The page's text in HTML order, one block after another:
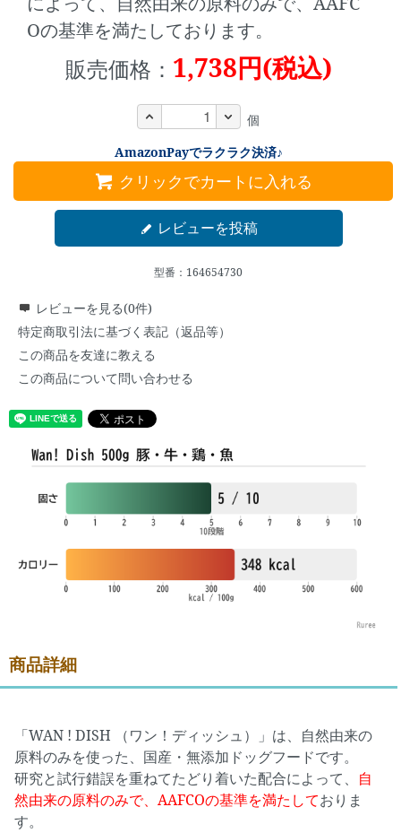
Oの基準を満たしております。
販売価格： 1,738円(税込)
個
AmazonPayでラクラク決済♪
クリックでカートに入れる
レビューを投稿
型番：164654730
レビューを見る(0件)
特定商取引法に基づく表記（返品等）
この商品を友達に教える
この商品について問い合わせる
商品詳細
「WAN ! DISH （ワン！ディッシュ）」は、自然由来の
原料のみを使った、国産・無添加ドッグフードです。
研究と試行錯誤を重ねてたどり着いた配合によって、 自
然由来の原料のみで、AAFCOの基準を満たしておりま
す。